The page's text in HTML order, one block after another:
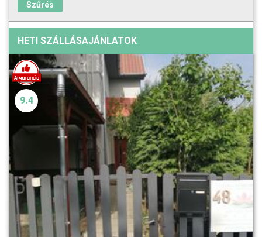
Szűrés
HETI SZÁLLÁSAJÁNLATOK
9.4